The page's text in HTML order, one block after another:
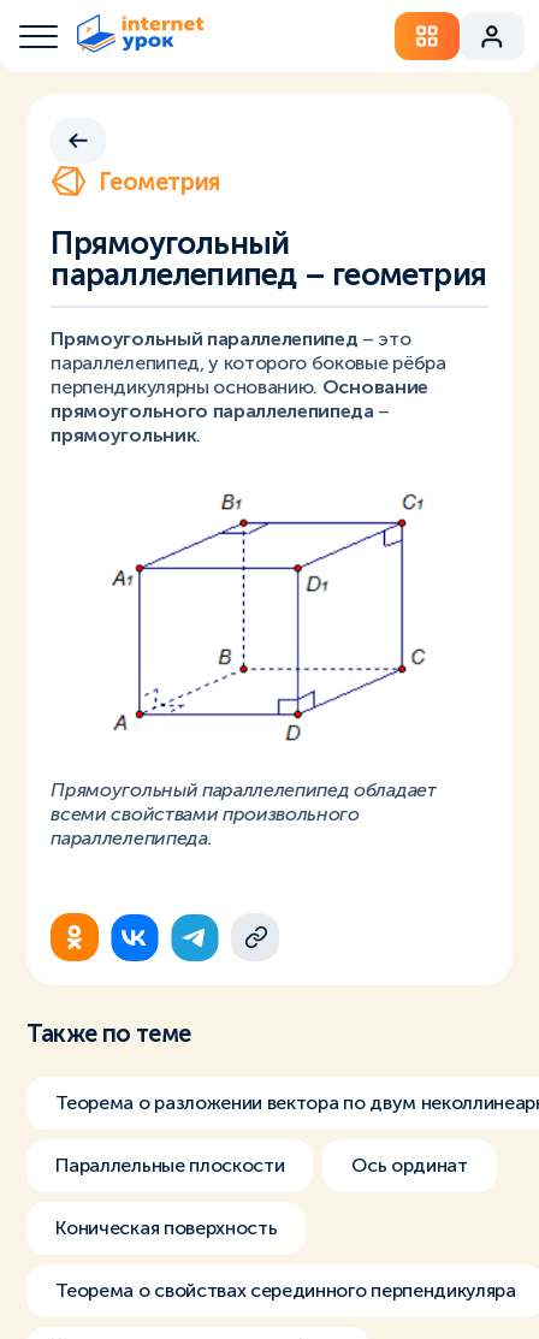
Геометрия
Прямоугольный
параллелепипед – геометрия
Прямоугольный параллелепипед – это
параллелепипед, у которого боковые рёбра
перпендикулярны основанию. Основание
прямоугольного параллелепипеда –
прямоугольник.
Прямоугольный параллелепипед обладает
всеми свойствами произвольного
параллелепипеда.
Также по теме
Теорема о разложении вектора по двум
Параллельные плоскости Ось ординат
Коническая поверхность
Теорема о свойствах серединного перпендикуляра